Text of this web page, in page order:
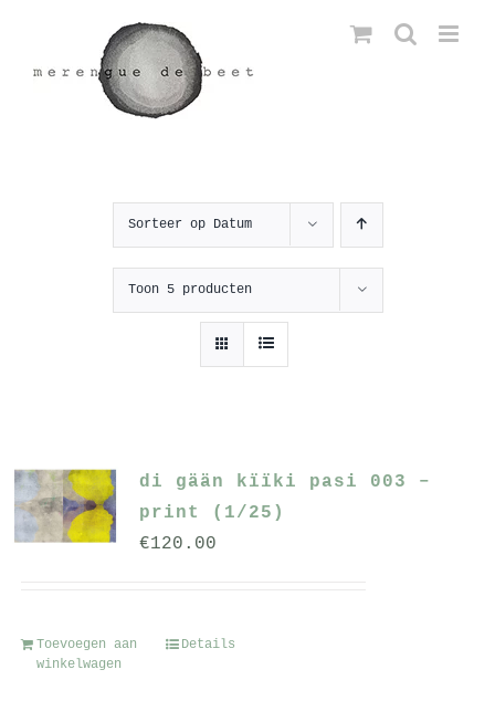
inhoud
Sorteer op Datum
Toon 5 producten
di gään kïïki pasi 003 –
print (1/25)
€120.00
Toevoegen aan
winkelwagen
Details